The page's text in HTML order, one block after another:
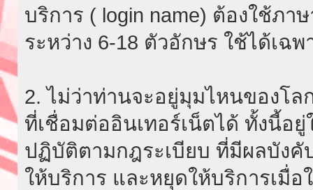
บริการ ( login name) ต้องใช้ภ
ระหว่าง 6-18 ตัวอักษร ใช้ได้เฉ
2. ไม่ว่าท่านจะอยู่มุมไหนของโล
ที่เชื่อมต่ออินเทอร์เน็ตได้ ทั้งนี้อ
ปฏิบัติตามกฎระเบียบ ที่มีผลบังคั
ให้บริการ และหยุดให้บริการเมื่